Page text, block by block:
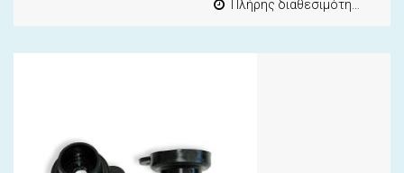
Πλήρης διαθεσιμότητα